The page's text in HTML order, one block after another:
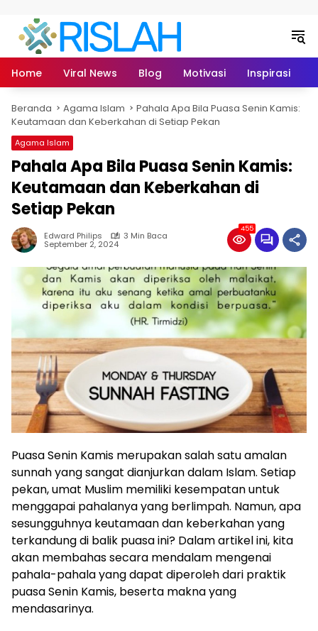
Home Viral News Blog Motivasi Inspirasi
Beranda Agama Islam
Pahala Apa Bila Puasa Senin Kamis:
Keutamaan dan Keberkahan di Setiap Pekan
Agama Islam
Pahala Apa Bila Puasa Senin Kamis:
Keutamaan dan Keberkahan di
Setiap Pekan
Edward Philips 3 Min Baca
September 2, 2024
455
Puasa Senin Kamis merupakan salah satu amalan
sunnah yang sangat dianjurkan dalam Islam. Setiap
pekan, umat Muslim memiliki kesempatan untuk
menggapai pahalanya yang berlimpah. Namun, apa
sesungguhnya keutamaan dan keberkahan yang
terkandung di balik puasa ini? Dalam artikel ini, kita
akan membahas secara mendalam mengenai
pahala-pahala yang dapat diperoleh dari praktik
puasa Senin Kamis, beserta makna yang
mendasarinya.